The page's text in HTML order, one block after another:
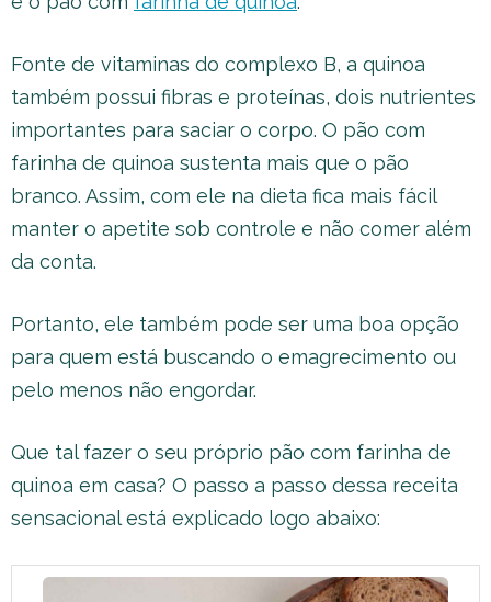
Fonte de vitaminas do complexo B, a quinoa
também possui fibras e proteínas, dois nutrientes
importantes para saciar o corpo. O pão com
farinha de quinoa sustenta mais que o pão
branco. Assim, com ele na dieta fica mais fácil
manter o apetite sob controle e não comer além
da conta.
Portanto, ele também pode ser uma boa opção
para quem está buscando o emagrecimento ou
pelo menos não engordar.
Que tal fazer o seu próprio pão com farinha de
quinoa em casa? O passo a passo dessa receita
sensacional está explicado logo abaixo: